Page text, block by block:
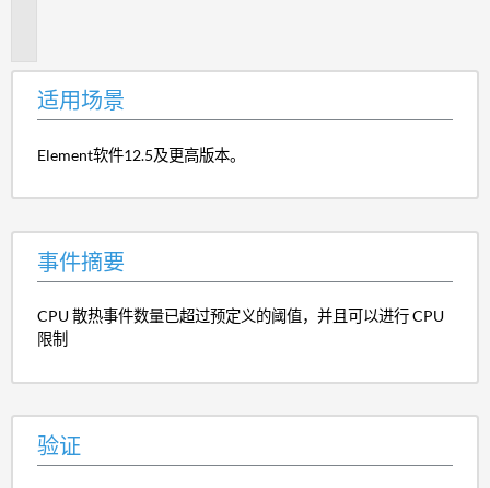
适用场景
Element软件12.5及更高版本。
事件摘要
CPU 散热事件数量已超过预定义的阈值，并且可以进行 CPU
限制
验证